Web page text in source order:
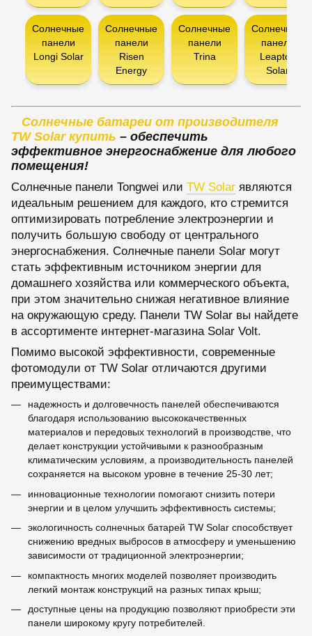
Солнечные
панели
Longi Solar
Солнечные
панели
Risen
Energy
Солнечные
панели
Trina
Солнечные
панели
Leapton
Solar
Солнечные батареи от производителя
TW Solar купить – обеспечить
эффективное энергоснабжение для любого
помещения!
Солнечные панели Tongwei или TW Solar являются
идеальным решением для каждого, кто стремится
оптимизировать потребление электроэнергии и
получить большую свободу от центрального
энергоснабжения. Солнечные панели Solar могут
стать эффективным источником энергии для
домашнего хозяйства или коммерческого объекта,
при этом значительно снижая негативное влияние
на окружающую среду. Панели TW Solar вы найдете
в ассортименте интернет-магазина Solar Volt.
Помимо высокой эффективности, современные
фотомодули от TW Solar отличаются другими
преимуществами:
надежность и долговечность панелей обеспечиваются
благодаря использованию высококачественных
материалов и передовых технологий в производстве, что
делает конструкции устойчивыми к разнообразным
климатическим условиям, а производительность панелей
сохраняется на высоком уровне в течение 25-30 лет;
инновационные технологии помогают снизить потери
энергии и в целом улучшить эффективность системы;
экологичность солнечных батарей TW Solar способствует
снижению вредных выбросов в атмосферу и уменьшению
зависимости от традиционной электроэнергии;
компактность многих моделей позволяет производить
легкий монтаж конструкций на разных типах крыш;
доступные цены на продукцию позволяют приобрести эти
панели широкому кругу потребителей.